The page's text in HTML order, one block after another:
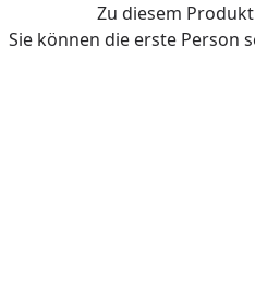
Zu diesem
Sie können die erste Person